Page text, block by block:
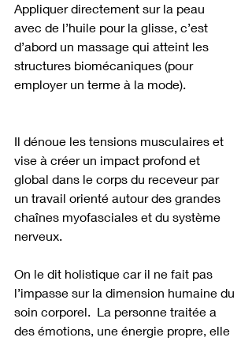
Appliquer directement sur la peau
avec de l’huile pour la glisse, c’est
d’abord un massage qui atteint les
structures biomécaniques (pour
employer un terme à la mode).
Il dénoue les tensions musculaires et
vise à créer un impact profond et
global dans le corps du receveur par
un travail orienté autour des grandes
chaînes myofasciales et du système
nerveux.
On le dit holistique car il ne fait pas
l’impasse sur la dimension humaine du
soin corporel.  La personne traitée a
des émotions, une énergie propre, elle